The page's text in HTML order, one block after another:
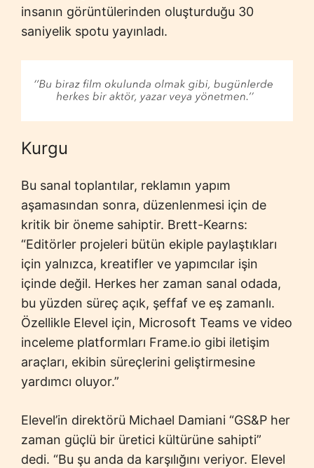
insanın görüntülerinden oluşturduğu 30
saniyelik spotu yayınladı.
Kurgu
Bu sanal toplantılar, reklamın yapım
aşamasından sonra, düzenlenmesi için de
kritik bir öneme sahiptir. Brett-Kearns:
“Editörler projeleri bütün ekiple paylaştıkları
için yalnızca, kreatifler ve yapımcılar işin
içinde değil. Herkes her zaman sanal odada,
bu yüzden süreç açık, şeffaf ve eş zamanlı.
Özellikle Elevel için, Microsoft Teams ve video
inceleme platformları Frame.io gibi iletişim
araçları, ekibin süreçlerini geliştirmesine
yardımcı oluyor.”
Elevel’in direktörü Michael Damiani “GS&P her
zaman güçlü bir üretici kültürüne sahipti”
dedi. “Bu şu anda da karşılığını veriyor. Elevel